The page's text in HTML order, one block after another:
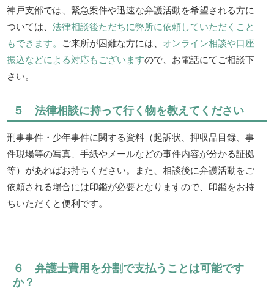
神戸支部では、緊急案件や迅速な弁護活動を希望される方に
ついては、法律相談後ただちに弊所に依頼していただくこと
もできます。 ご来所が困難な方には、 オンライン相談や口座
振込などによる対応もございますので、お電話にてご相談下
さい。
５ 法律相談に持って行く物を教えてください
刑事事件・少年事件に関する資料（起訴状、押収品目録、事
件現場等の写真、手紙やメールなどの事件内容が分かる証拠
等）があればお持ちください。また、相談後に弁護活動をご
依頼される場合には印鑑が必要となりますので、印鑑をお持
ちいただくと便利です。
６ 弁護士費用を分割で支払うことは可能です
か？